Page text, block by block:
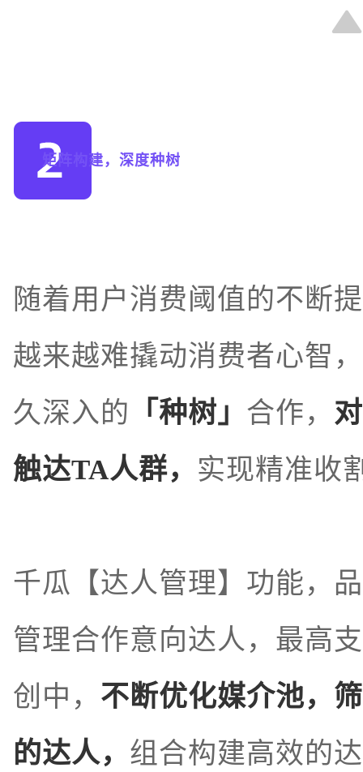
矩阵构建，深度种树
随着用户消费阈值的不断
越来越难撬动消费者心智
久深入的 「种树」 合作，
触达TA人群， 实现精准收
千瓜【达人管理】功能，
管理合作意向达人，最高
创中， 不断优化媒介池，
的达人， 组合构建高效的